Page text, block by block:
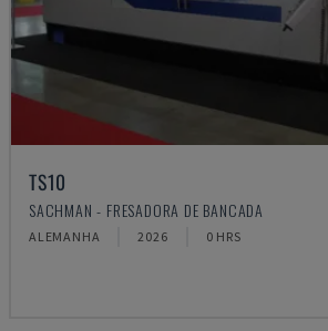
TS10
SACHMAN - FRESADORA DE BANCADA
ALEMANHA 2026 0 HRS